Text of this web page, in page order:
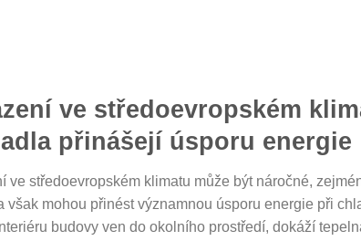
ve středoevropském
přinášejí úsporu energie
ve středoevropském klimatu může být náročné,
však mohou přinést významnou úsporu energie při
budovy ven do okolního prostředí, dokáží